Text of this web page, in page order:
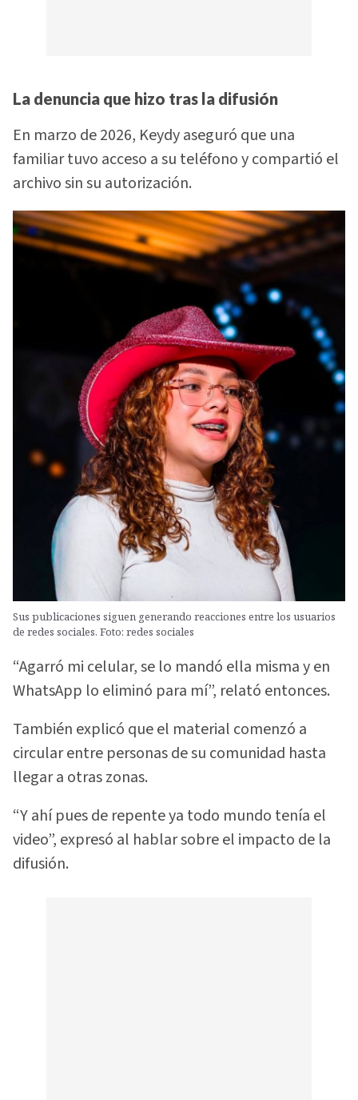
La denuncia que hizo tras la difusión
En marzo de 2026, Keydy aseguró que una
familiar tuvo acceso a su teléfono y compartió el
archivo sin su autorización.
Sus publicaciones siguen generando reacciones entre los usuarios
de redes sociales. Foto: redes sociales
“Agarró mi celular, se lo mandó ella misma y en
WhatsApp lo eliminó para mí”, relató entonces.
También explicó que el material comenzó a
circular entre personas de su comunidad hasta
llegar a otras zonas.
“Y ahí pues de repente ya todo mundo tenía el
video”, expresó al hablar sobre el impacto de la
difusión.